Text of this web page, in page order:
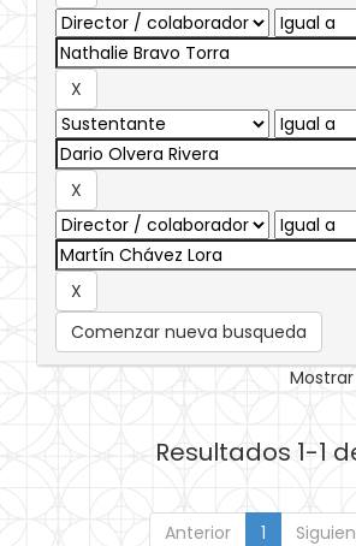
Comenzar nueva busqueda
Resultados 1-1
Anterior 1